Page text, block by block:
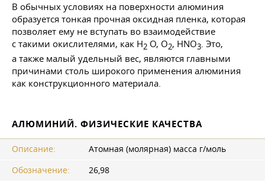
В обычных условиях на поверхности алюминия
образуется тонкая прочная оксидная пленка, которая
позволяет ему не вступать во взаимодействие
с такими окислителями, как H2 O, O2, HNO3. Это,
а также малый удельный вес, являются главными
причинами столь широкого применения алюминия
как конструкционного материала.
АЛЮМИНИЙ. ФИЗИЧЕСКИЕ КАЧЕСТВА
Описание:
Атомная (молярная) масса г/моль
Обозначение:
26,98